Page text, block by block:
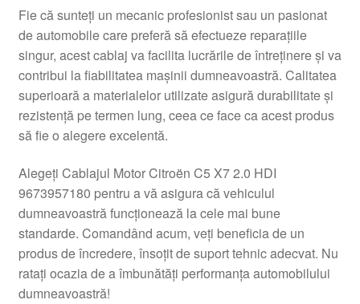
Livrare în toată lumea
Plângere
Plățile
Procedura de reclamație
Termeni si conditii
Fie că sunteți un mecanic profesionist sau un pasionat
de automobile care preferă să efectueze reparațiile
singur, acest cablaj va facilita lucrările de întreținere și va
contribui la fiabilitatea mașinii dumneavoastră. Calitatea
superioară a materialelor utilizate asigură durabilitate și
rezistență pe termen lung, ceea ce face ca acest produs
să fie o alegere excelentă.
Alegeți Cablajul Motor Citroën C5 X7 2.0 HDI
9673957180 pentru a vă asigura că vehiculul
dumneavoastră funcționează la cele mai bune
standarde. Comandând acum, veți beneficia de un
produs de încredere, însoțit de suport tehnic adecvat. Nu
ratați ocazia de a îmbunătăți performanța automobilului
dumneavoastră!